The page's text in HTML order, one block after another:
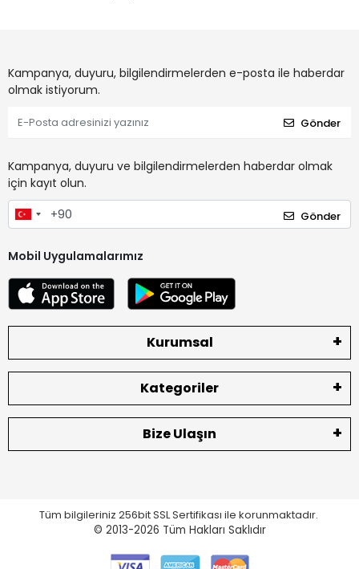
Kampanya, duyuru, bilgilendirmelerden e-posta ile haberdar
olmak istiyorum.
Gönder
Kampanya, duyuru ve bilgilendirmelerden haberdar olmak
için kayıt olun.
Gönder
Mobil Uygulamalarımız
Kurumsal
Kategoriler
Bize Ulaşın
Tüm bilgileriniz 256bit SSL Sertifikası ile korunmaktadır.
© 2013-2026 Tüm Hakları Saklıdır